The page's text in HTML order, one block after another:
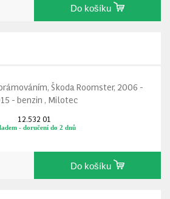
Do košíku
Škoda Roomster, 2006 -
- benzin , Milotec
12.532 01
- doručení do 2 dnů
Do košíku